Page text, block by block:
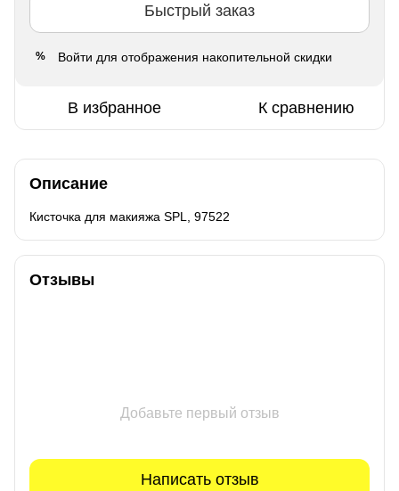
Быстрый заказ
% Войти для отображения накопительной скидки
В избранное К сравнению
Описание
Кисточка для макияжа SPL, 97522
Отзывы
Добавьте первый отзыв
Написать отзыв